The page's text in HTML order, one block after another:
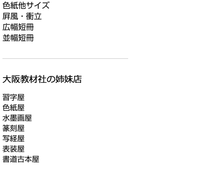
色紙他サイズ
屛風・衝立
広幅短冊
並幅短冊
習字屋
色紙屋
水墨画屋
篆刻屋
写経屋
表装屋
書道古本屋